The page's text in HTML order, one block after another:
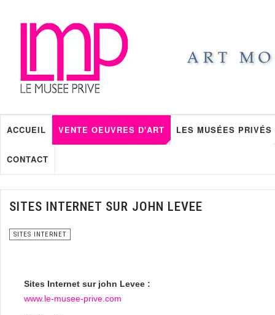
ACCUEIL VENTE OEUVRES D'ART LES MUSÉES PRIVÉS
CONTACT
SITES INTERNET SUR JOHN LEVEE
SITES INTERNET
Sites Internet sur john Levee :
www.le-musee-prive.com